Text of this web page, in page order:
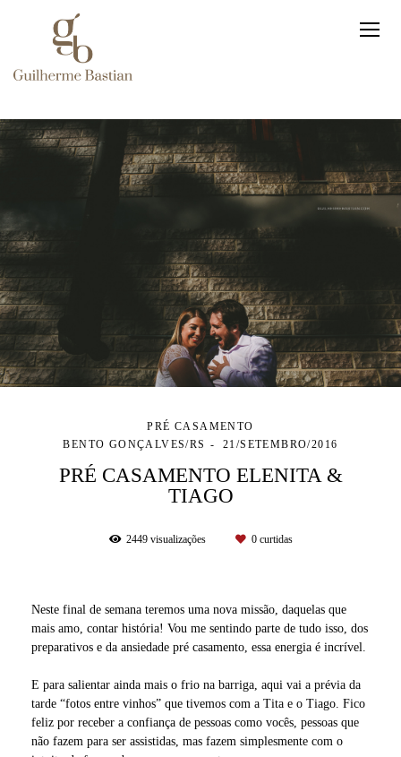
PRÉ CASAMENTO
BENTO GONÇALVES/RS
21/SETEMBRO/2016
PRÉ CASAMENTO ELENITA &
TIAGO
2449visualizações 0curtidas
Neste final de semana teremos uma nova missão, daquelas que
mais amo, contar história! Vou me sentindo parte de tudo isso, dos
preparativos e da ansiedade pré casamento, essa energia é incrível.
E para salientar ainda mais o frio na barriga, aqui vai a prévia da
tarde “fotos entre vinhos” que tivemos com a Tita e o Tiago. Fico
feliz por receber a confiança de pessoas como vocês, pessoas que
não fazem para ser assistidas, mas fazem simplesmente com o